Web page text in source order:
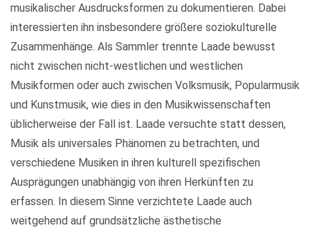
musikalischer Ausdrucksformen zu dokumentieren. Dabei
interessierten ihn insbesondere größere soziokulturelle
Zusammenhänge. Als Sammler trennte Laade bewusst
nicht zwischen nicht-westlichen und westlichen
Musikformen oder auch zwischen Volksmusik, Popularmusik
und Kunstmusik, wie dies in den Musikwissenschaften
üblicherweise der Fall ist. Laade versuchte statt dessen,
Musik als universales Phänomen zu betrachten, und
verschiedene Musiken in ihren kulturell spezifischen
Ausprägungen unabhängig von ihren Herkünften zu
erfassen. In diesem Sinne verzichtete Laade auch
weitgehend auf grundsätzliche ästhetische